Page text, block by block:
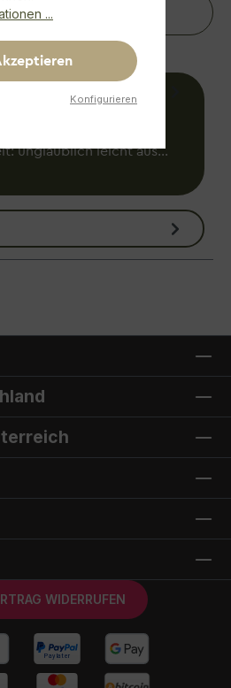
zum SpaceMock
leichteste KingSize
unglaublich leicht aus…
WIDERRUFEN
...
Konfigurieren